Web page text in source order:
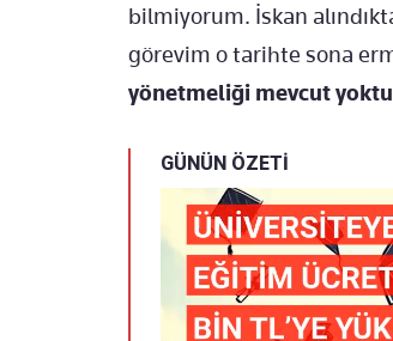
bilmiyorum. İskan
görevim o tarihte sona
yönetmeliği mevcut
GÜNÜN ÖZETİ